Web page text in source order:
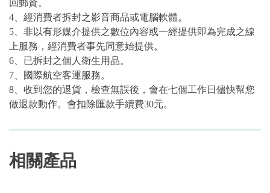
回郵資。
4、經消費者拆封之影音商品或電腦軟體。
5、非以有形媒介提供之數位內容或一經提供即為完成之線
上服務，經消費者事先同意始提供。
6、已拆封之個人衛生用品。
7、國際航空客運服務。
8、收到您的退貨，檢查無誤後，會在七個工作日儘快幫您
做退款動作。會扣除匯款手續費30元。
相關產品